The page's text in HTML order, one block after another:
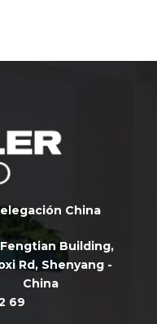
China
Fengtian Building,
Rd,Shenyang -
China
69